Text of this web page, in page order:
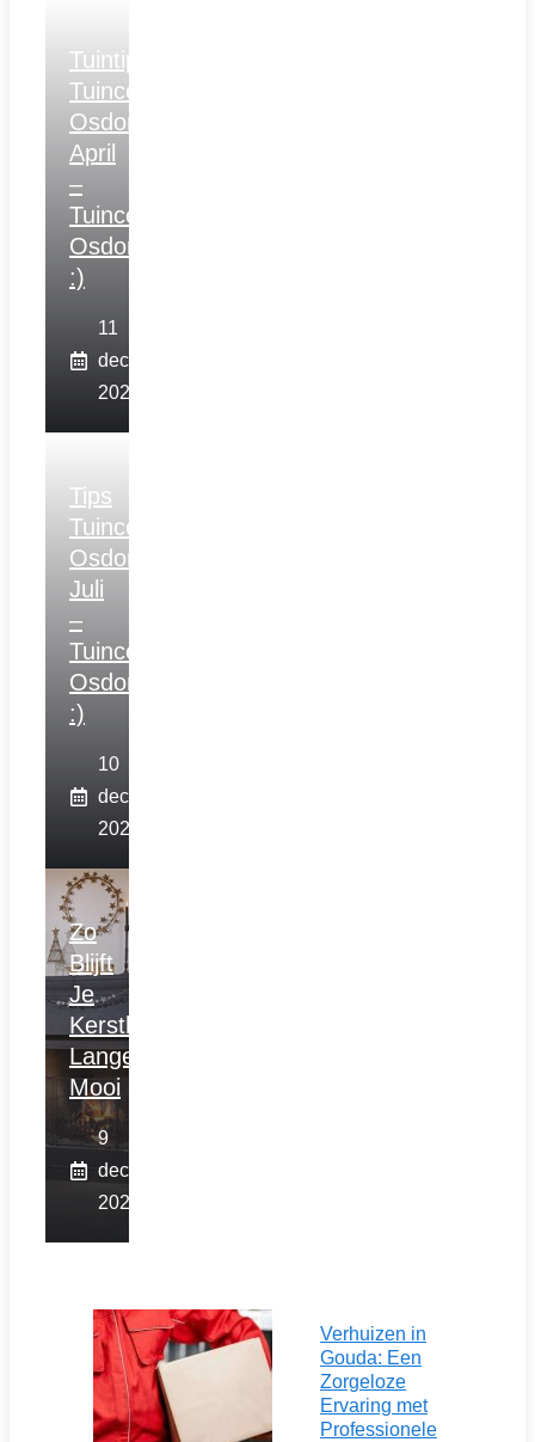
Tuintips
Tuincentrum
Osdorp
April
–
Tuincentrum
Osdorp
:)
11
december
2025
Tips
Tuincentrum
Osdorp
Juli
–
Tuincentrum
Osdorp
:)
10
december
2025
Zo
Blijft
Je
Kerstboom
Langer
Mooi
9
december
2025
Verhuizen in
Gouda: Een
Zorgeloze
Ervaring met
Professionele